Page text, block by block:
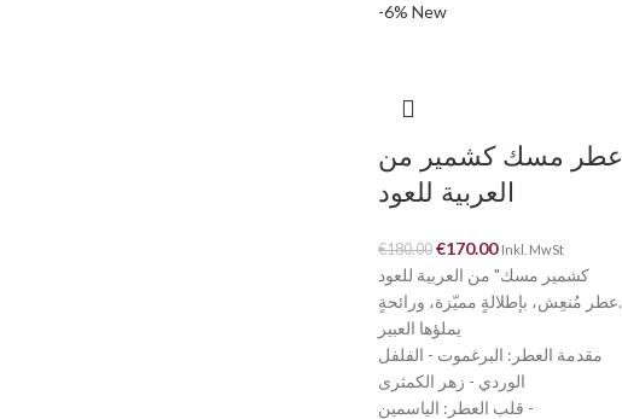
-6% New
عطر مسك كشمير من
العربية للعود
€180.00 €170.00 Inkl. MwSt
كشمير مسك" من العربية للعود
.عطر مُنعِش، بإطلالةٍ مميّزة، ورائحةٍ
يملؤها العبير
مقدمة العطر: البرغموت - الفلفل
الوردي - زهر الكمثرى
قلب العطر: الياسمين -